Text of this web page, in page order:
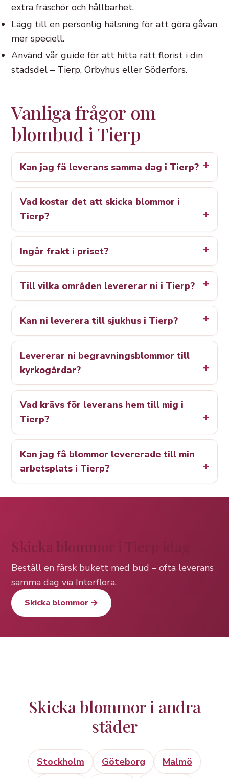
extra fräschör och hållbarhet.
Lägg till en personlig hälsning för att göra gåvan
mer speciell.
Använd vår guide för att hitta rätt florist i din
stadsdel – Tierp, Örbyhus eller Söderfors.
Vanliga frågor om
blombud i Tierp
Kan jag få leverans samma dag i Tierp?
Vad kostar det att skicka blommor i
Tierp?
Ingår frakt i priset?
Till vilka områden levererar ni i Tierp?
Kan ni leverera till sjukhus i Tierp?
Levererar ni begravningsblommor till
kyrkogårdar?
Vad krävs för leverans hem till mig i
Tierp?
Kan jag få blommor levererade till min
arbetsplats i Tierp?
Skicka blommor i Tierp idag
Beställ en färsk bukett med bud – ofta leverans
samma dag via Interflora.
Skicka blommor →
Skicka blommor i andra
städer
Stockholm Göteborg Malmö